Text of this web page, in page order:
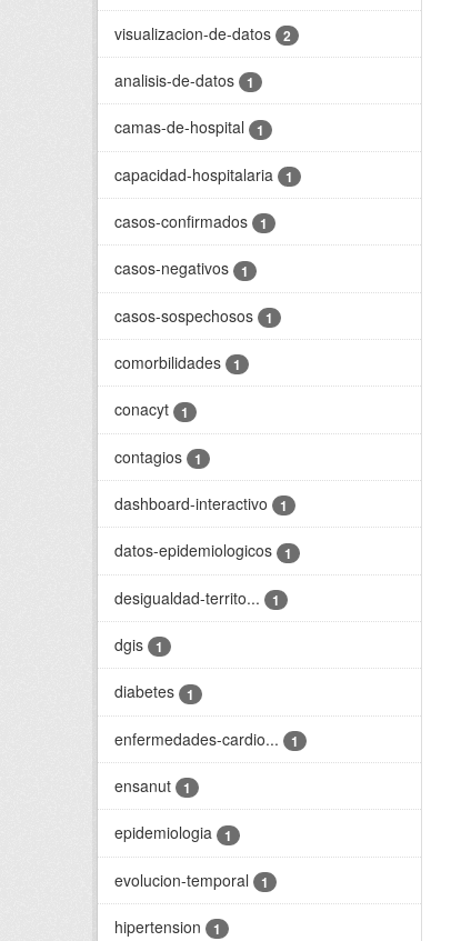
visualizacion-de-datos 2
analisis-de-datos 1
camas-de-hospital 1
capacidad-hospitalaria 1
casos-confirmados 1
casos-negativos 1
casos-sospechosos 1
comorbilidades 1
conacyt 1
contagios 1
dashboard-interactivo 1
datos-epidemiologicos 1
desigualdad-territo... 1
dgis 1
diabetes 1
enfermedades-cardio... 1
ensanut 1
epidemiologia 1
evolucion-temporal 1
hipertension 1